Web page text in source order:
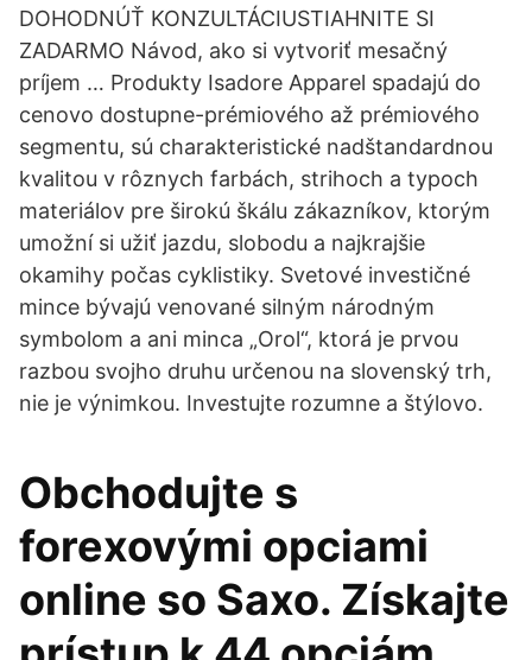
DOHODNÚŤ KONZULTÁCIUSTIAHNITE SI
ZADARMO Návod, ako si vytvoriť mesačný
príjem … Produkty Isadore Apparel spadajú do
cenovo dostupne-prémiového až prémiového
segmentu, sú charakteristické nadštandardnou
kvalitou v rôznych farbách, strihoch a typoch
materiálov pre širokú škálu zákazníkov, ktorým
umožní si užiť jazdu, slobodu a najkrajšie
okamihy počas cyklistiky. Svetové investičné
mince bývajú venované silným národným
symbolom a ani minca „Orol“, ktorá je prvou
razbou svojho druhu určenou na slovenský trh,
nie je výnimkou. Investujte rozumne a štýlovo.
Obchodujte s
forexovými opciami
online so Saxo. Získajte